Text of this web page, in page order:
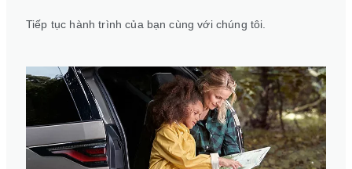
Tiếp tục hành trình của bạn cùng với chúng tôi.